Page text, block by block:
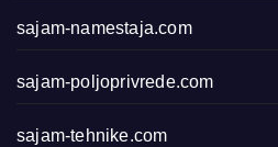
sajam-namestaja.com
sajam-poljoprivrede.com
sajam-tehnike.com